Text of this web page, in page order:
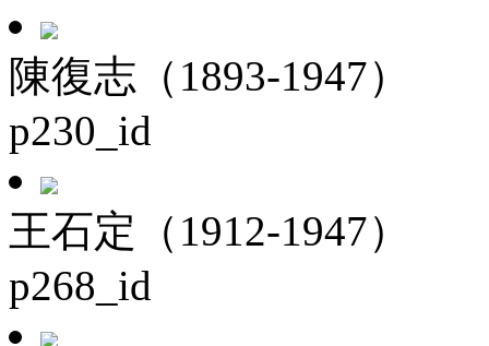
陳復志（1893-1947）
p230_id
王石定（1912-1947）
p268_id